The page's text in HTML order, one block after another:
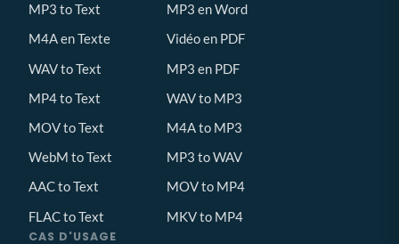
MP3 to Text
M4A en Texte
WAV to Text
MP4 to Text
MOV to Text
WebM to Text
AAC to Text
FLAC to Text
MP3 en Word
Vidéo en PDF
MP3 en PDF
WAV to MP3
M4A to MP3
MP3 to WAV
MOV to MP4
MKV to MP4
CAS D'USAGE